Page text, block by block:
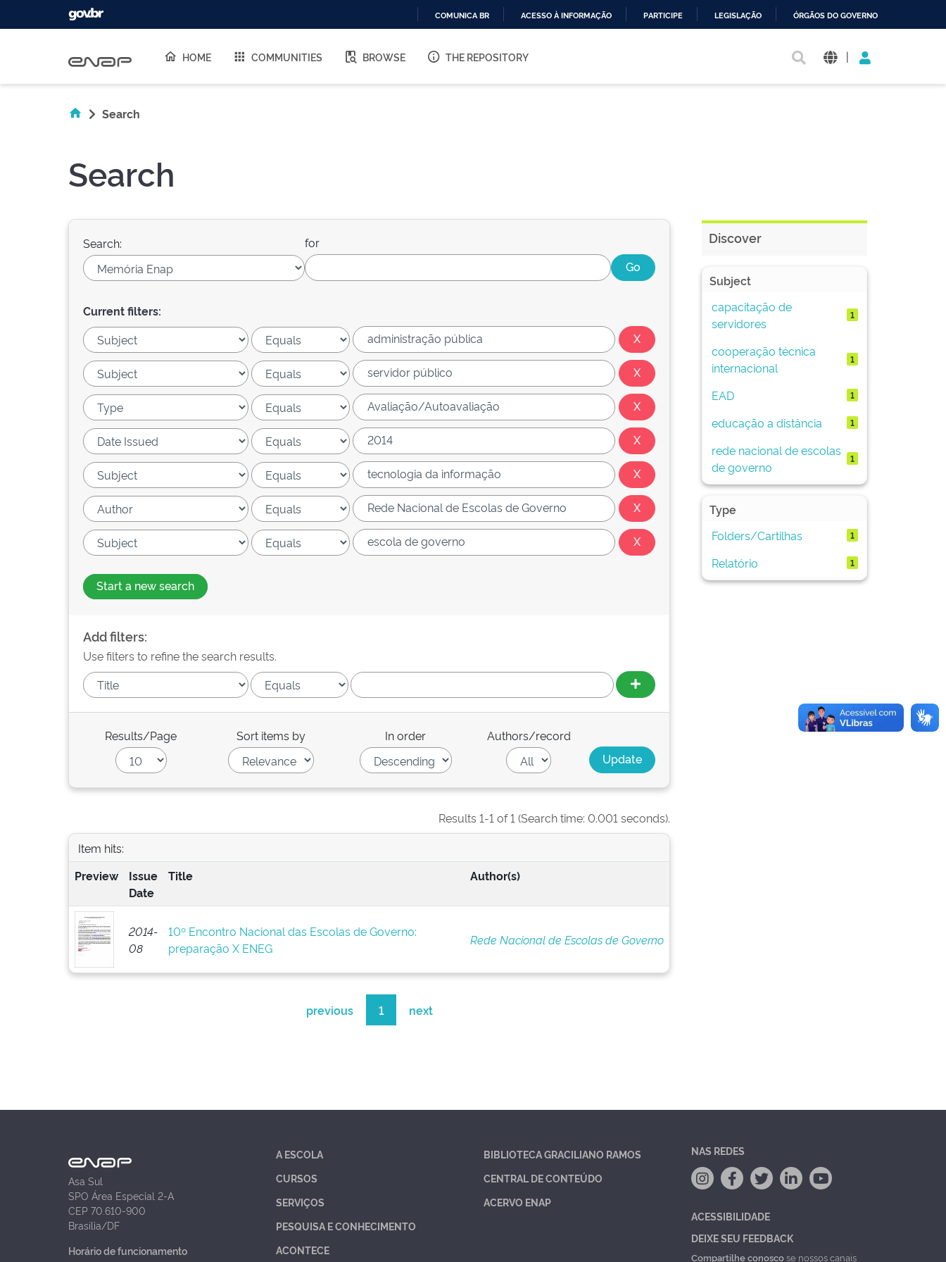
O
COMUNICA BR ACESSO À INFORMAÇÃO PARTICIPE LEGISLAÇÃO ÓRGÃOS DO GOVERNO
HOME COMMUNITIES BROWSE THE REPOSITORY |
Search
Search
Search: for
Current filters:
Start a new search
Add filters:
Use filters to refine the search results.
Results/Page Sort items by In order Authors/record
Results 1-1 of 1 (Search time: 0.001 seconds).
Item hits:
Preview
Issue
Date
Title Author(s)
2014-
08
10º Encontro Nacional das Escolas de Governo:
preparação X ENEG
Rede Nacional de Escolas de Governo
previous 1 next
Discover
Subject
capacitação de
servidores
1
cooperação técnica
internacional
1
EAD 1
educação a distância 1
rede nacional de escolas
de governo
1
Type
Folders/Cartilhas
1
Relatório 1
Asa Sul
SPO Área Especial 2-A
CEP 70.610-900
Brasília/DF
Horário de funcionamento
A ESCOLA
CURSOS
SERVIÇOS
PESQUISA E CONHECIMENTO
ACONTECE
BIBLIOTECA GRACILIANO RAMOS
CENTRAL DE CONTEÚDO
ACERVO ENAP
NAS REDES
ACESSIBILIDADE
DEIXE SEU FEEDBACK
Compartilhe conoscose nossos canais